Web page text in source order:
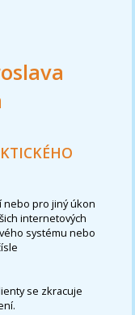
nebo pro jiný úkon
internetových
systému nebo
se zkracuje